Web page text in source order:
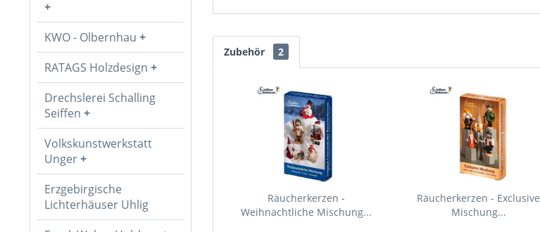
KWO - Olbernhau
RATAGS Holzdesign
Drechslerei Schalling
Seiffen
Volkskunstwerkstatt
Unger
Erzgebirgische
Lichterhäuser Uhlig
Zubehör 2
Räucherkerzen -
Weihnachtliche Mischung...
Räucherkerzen - Exclusive
Mischung...